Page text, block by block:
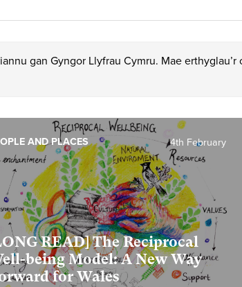
gan Gyngor Llyfrau Cymru. Mae
READ] The Reciprocal
being Model: A New Way
for Wales
4th February
AND PLACES